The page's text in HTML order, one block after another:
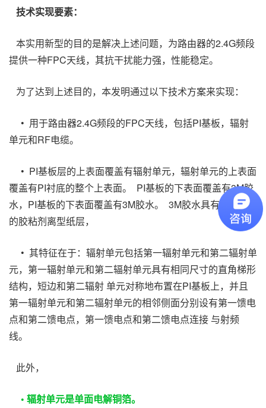
技术实现要素：
本实用新型的目的是解决上述问题，为路由器的2.4G频段
提供一种FPC天线，其抗干扰能力强，性能稳定。
为了达到上述目的，本发明通过以下技术方案来实现：
• 用于路由器2.4G频段的FPC天线，包括PI基板，辐射
单元和RF电缆。
• PI基板层的上表面覆盖有辐射单元，辐射单元的上表面
覆盖有PI衬底的整个上表面。 PI基板的下表面覆盖有3M胶
水，PI基板的下表面覆盖有3M胶水。 3M胶水具有可剥离
的胶粘剂离型纸层，
• 其特征在于：辐射单元包括第一辐射单元和第二辐射单
元，第一辐射单元和第二辐射单元具有相同尺寸的直角梯形
结构，短边和第二辐射 单元对称地布置在PI基板上，并且
第一辐射单元和第二辐射单元的相邻侧面分别设有第一馈电
点和第二馈电点，第一馈电点和第二馈电点连接 与射频
线。
此外，
• 辐射单元是单面电解铜箔。